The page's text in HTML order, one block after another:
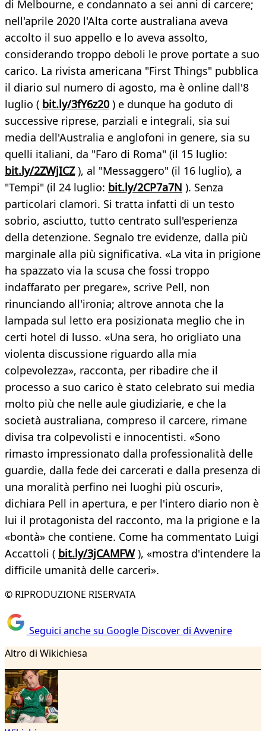
di Melbourne, e condannato a sei anni di carcere;
nell'aprile 2020 l'Alta corte australiana aveva
accolto il suo appello e lo aveva assolto,
considerando troppo deboli le prove portate a suo
carico. La rivista americana "First Things" pubblica
il diario sul numero di agosto, ma è online dall'8
luglio ( bit.ly/3fY6z20) e dunque ha goduto di
successive riprese, parziali e integrali, sia sui
media dell'Australia e anglofoni in genere, sia su
quelli italiani, da "Faro di Roma" (il 15 luglio:
bit.ly/2ZWjICZ), al "Messaggero" (il 16 luglio), a
"Tempi" (il 24 luglio: bit.ly/2CP7a7N ). Senza
particolari clamori. Si tratta infatti di un testo
sobrio, asciutto, tutto centrato sull'esperienza
della detenzione. Segnalo tre evidenze, dalla più
marginale alla più significativa. «La vita in prigione
ha spazzato via la scusa che fossi troppo
indaffarato per pregare», scrive Pell, non
rinunciando all'ironia; altrove annota che la
lampada sul letto era posizionata meglio che in
certi hotel di lusso. «Una sera, ho origliato una
violenta discussione riguardo alla mia
colpevolezza», racconta, per ribadire che il
processo a suo carico è stato celebrato sui media
molto più che nelle aule giudiziarie, e che la
società australiana, compreso il carcere, rimane
divisa tra colpevolisti e innocentisti. «Sono
rimasto impressionato dalla professionalità delle
guardie, dalla fede dei carcerati e dalla presenza di
una moralità perfino nei luoghi più oscuri»,
dichiara Pell in apertura, e per l'intero diario non è
lui il protagonista del racconto, ma la prigione e la
«bontà» che contiene. Come ha commentato Luigi
Accattoli ( bit.ly/3jCAMFW), «mostra d'intendere la
difficile umanità delle carceri».
© RIPRODUZIONE RISERVATA
Seguici anche su Google Discover di Avvenire
Altro di Wikichiesa